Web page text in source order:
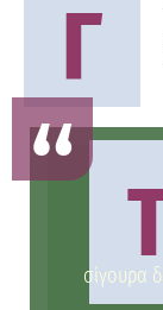
Γ
σίγουρα